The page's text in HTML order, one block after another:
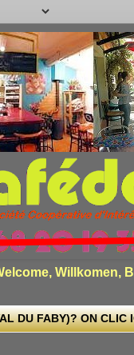
Willkomen,
DU FABY)? ON CLIC